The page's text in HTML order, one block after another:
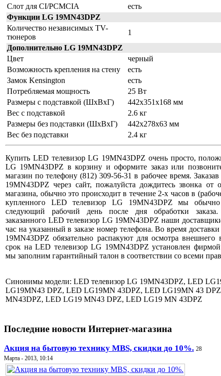
Слот для CI/PCMCIA
есть
Функции LG 19MN43DPZ
Количество независимых TV-
тюнеров
1
Дополнительно LG 19MN43DPZ
Цвет
черный
Возможность крепления на стену
есть
Замок Kensington
есть
Потребляемая мощность
25 Вт
Размеры с подставкой (ШxВxГ)
442x351x168 мм
Вес с подставкой
2.6 кг
Размеры без подставки (ШxВxГ)
442x278x63 мм
Вес без подставки
2.4 кг
Купить LED телевизор LG 19MN43DPZ очень просто,
LG 19MN43DPZ в корзину и оформите заказ или
магазин по телефону (812) 309-56-31 в рабочее время.
19MN43DPZ через сайт, пожалуйста дождитесь звонка от
магазина, обычно это происходит в течение 2-х часов в
купленного LED телевизор LG 19MN43DPZ мы обычно
следующий рабочий день после дня обработки заказа.
заказанного LED телевизор LG 19MN43DPZ наши
час на указанный в заказе номер телефона. Во время
19MN43DPZ обязательно распакуют для осмотра внешнего
срок на LED телевизор LG 19MN43DPZ установлен
мы заполним гарантийный талон в соответствии со всеми
Синонимы модели: LED телевизор LG 19MN43DPZ, LED
LG19MN43 DPZ, LED LG19MN 43DPZ, LED LG19MN 43
MN43DPZ, LED LG19 MN43 DPZ, LED LG19 MN 43DPZ
Последние новости Интернет-магазина
Акция на бытовую технику MBS, скидки до 10%. 28
Марта - 2013, 10:14